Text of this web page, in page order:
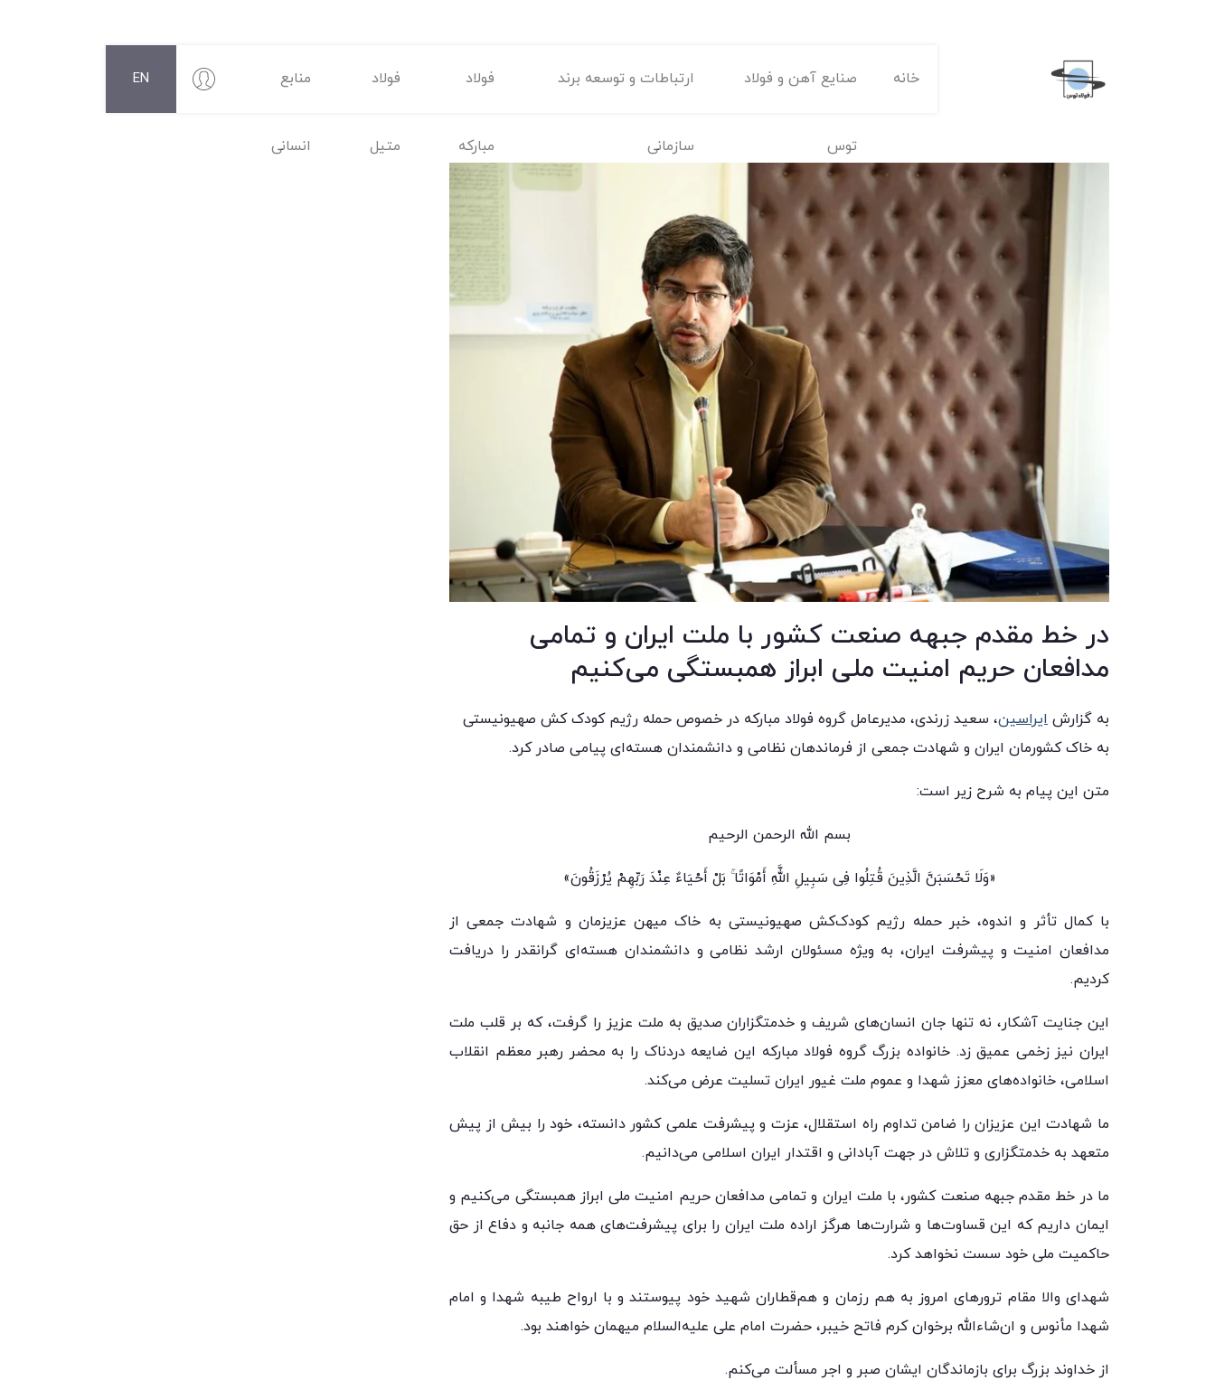
خانه صنایع آهن و فولاد
توس
ارتباطات و توسعه برند
سازمانی
فولاد
مبارکه
فولاد
متیل
منابع
انسانی
EN
در خط مقدم جبهه صنعت کشور با ملت ایران و تمامی
مدافعان حریم امنیت ملی ابراز همبستگی می‌کنیم
به گزارش ایراسین، سعید زرندی، مدیرعامل گروه فولاد مبارکه در خصوص حمله رژیم کودک کش صهیونیستی
به خاک کشورمان ایران و شهادت جمعی از فرماندهان نظامی و دانشمندان هسته‌ای پیامی صادر کرد.
متن این پیام به شرح زیر است:
بسم الله الرحمن الرحیم
«وَلَا تَحْسَبَنَّ الَّذِینَ قُتِلُوا فِی سَبِیلِ اللَّهِ أَمْوَاتًا ۚ بَلْ أَحْیَاءٌ عِنْدَ رَبِّهِمْ یُرْزَقُونَ»
با کمال تأثر و اندوه، خبر حمله رژیم کودک‌کش صهیونیستی به خاک میهن عزیزمان و شهادت جمعی از
مدافعان امنیت و پیشرفت ایران، به ویژه مسئولان ارشد نظامی و دانشمندان هسته‌ای گرانقدر را دریافت
کردیم.
این جنایت آشکار، نه تنها جان انسان‌های شریف و خدمتگزاران صدیق به ملت عزیز را گرفت، که بر قلب ملت
ایران نیز زخمی عمیق زد. خانواده بزرگ گروه فولاد مبارکه این ضایعه دردناک را به محضر رهبر معظم انقلاب
اسلامی، خانواده‌های معزز شهدا و عموم ملت غیور ایران تسلیت عرض می‌کند.
ما شهادت این عزیزان را ضامن تداوم راه استقلال، عزت و پیشرفت علمی کشور دانسته، خود را بیش از پیش
متعهد به خدمتگزاری و تلاش در جهت آبادانی و اقتدار ایران اسلامی می‌دانیم.
ما در خط مقدم جبهه صنعت کشور، با ملت ایران و تمامی مدافعان حریم امنیت ملی ابراز همبستگی می‌کنیم و
ایمان داریم که این قساوت‌ها و شرارت‌ها هرگز اراده ملت ایران را برای پیشرفت‌های همه جانبه و دفاع از حق
حاکمیت ملی خود سست نخواهد کرد.
شهدای والا مقام ترورهای امروز به هم رزمان و هم‌قطاران شهید خود پیوستند و با ارواح طیبه شهدا و امام
شهدا مأنوس و ان‌شاءالله برخوان کرم فاتح خیبر، حضرت امام علی علیه‌السلام میهمان خواهند بود.
از خداوند بزرگ برای بازماندگان ایشان صبر و اجر مسألت می‌کنم.